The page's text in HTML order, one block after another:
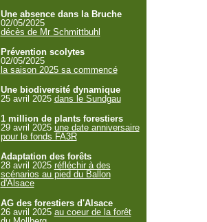
Une absence dans la Bruche
02/05/2025
décès de Mr Schmittbuhl
Prévention scolytes
02/05/2025
la saison 2025 sa commencé
Une biodiversité dynamique
25 avril 2025 dans le Sundgau
1 million de plants forestiers
29 avril 2025 une date anniversaire
pour le fonds FA3R
Adaptation des forêts
28 avril 2025 réfléchir à des
scénarios au pied du Ballon
d'Alsace
AG des forestiers d'Alsace
26 avril 2025 au coeur de la forêt